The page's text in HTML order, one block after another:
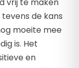
vrij te maken
de kans
moeite mee
is. Het
en